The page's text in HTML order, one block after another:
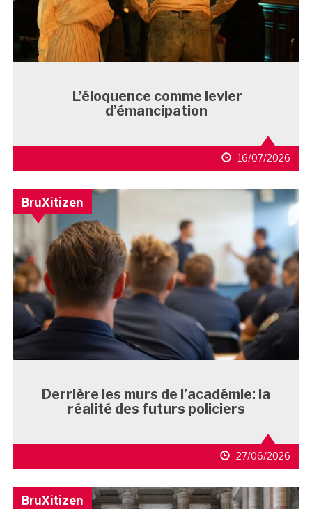
L’éloquence comme levier
d’émancipation
16/07/2026
BruXitizen
Derrière les murs de l’académie: la
réalité des futurs policiers
27/06/2026
BruXitizen